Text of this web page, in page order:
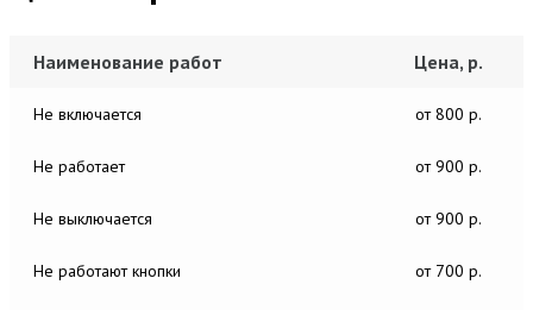
Наименование работ Цена, р.
Не включается от 800 р.
Не работает от 900 р.
Не выключается от 900 р.
Не работают кнопки от 700 р.